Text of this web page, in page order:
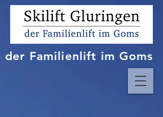
der Familienlift im Goms